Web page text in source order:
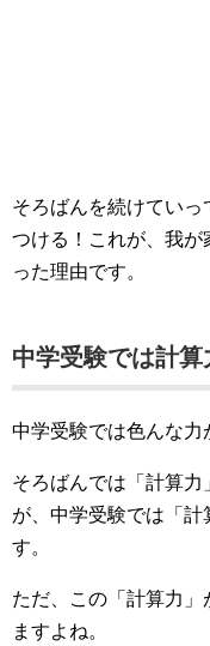
そろばんを続けてい
つける！これが、我
った理由です。
中学受験では計
中学受験では色んな力
そろばんでは「計算
が、中学受験では「
す。
ただ、この「計算力
ますよね。